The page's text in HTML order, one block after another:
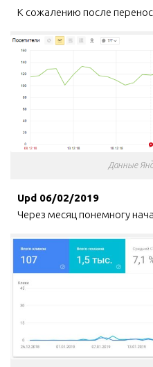
К сожалению после
Данные
Upd 06/02/2019
Через месяц понемногу